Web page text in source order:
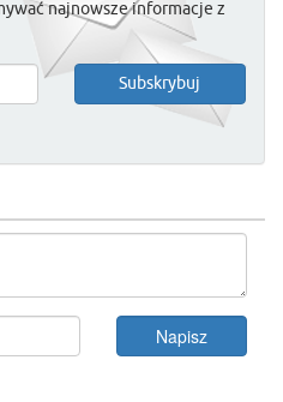
najnowsze informacje z